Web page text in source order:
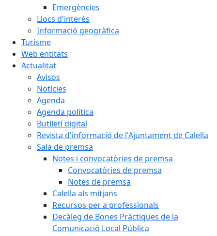
Emergències
Llocs d'interès
Informació geogràfica
Turisme
Web entitats
Actualitat
Avisos
Notícies
Agenda
Agenda política
Butlletí digital
Revista d'informació de l'Ajuntament de Calella
Sala de premsa
Notes i convocatòries de premsa
Convocatòries de premsa
Notes de premsa
Calella als mitjans
Recursos per a professionals
Decàleg de Bones Pràctiques de la
Comunicació Local Pública